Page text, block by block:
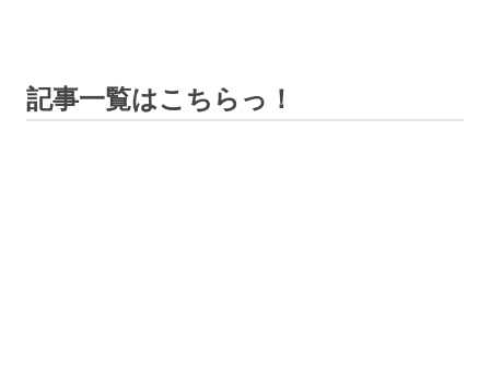
記事一覧はこちらっ！